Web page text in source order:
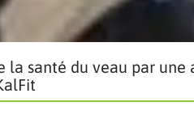
la santé du veau par